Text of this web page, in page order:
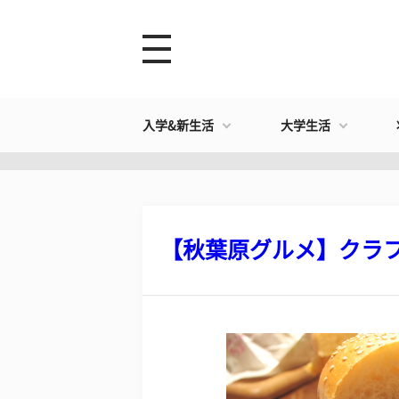
入学&新生活 大学生活
【秋葉原グルメ】クラ